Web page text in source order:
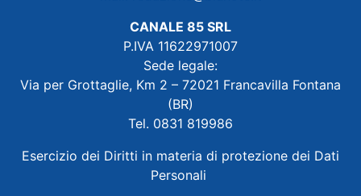
CANALE 85 SRL
P.IVA 11622971007
Sede legale:
Via per Grottaglie, Km 2 – 72021 Francavilla Fontana
(BR)
Tel. 0831 819986
Esercizio dei Diritti in materia di protezione dei Dati
Personali